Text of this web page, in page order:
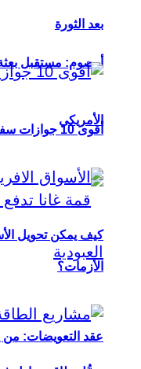
أوصوم: مستقبل
الأمريكي
عقد التعويضات: من
بعد الثورة
أقوى 10 جوازات سفر في إفريقيا لعام 2026
كيف يمكن تحويل
الأزمات؟